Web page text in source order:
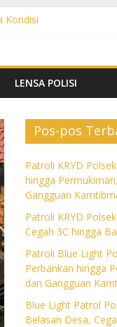
Kondisi
Gangguan Kamtibmas
Kamtibmas
LENSA POLISI
Pos-pos
Patroli KRYD
hingga
Gangguan
Patroli KRYD
Cegah 3C hingga
Patroli Blue Light
Perbankan hingga
dan Gangguan
Blue Light Patrol
Belasan Desa,